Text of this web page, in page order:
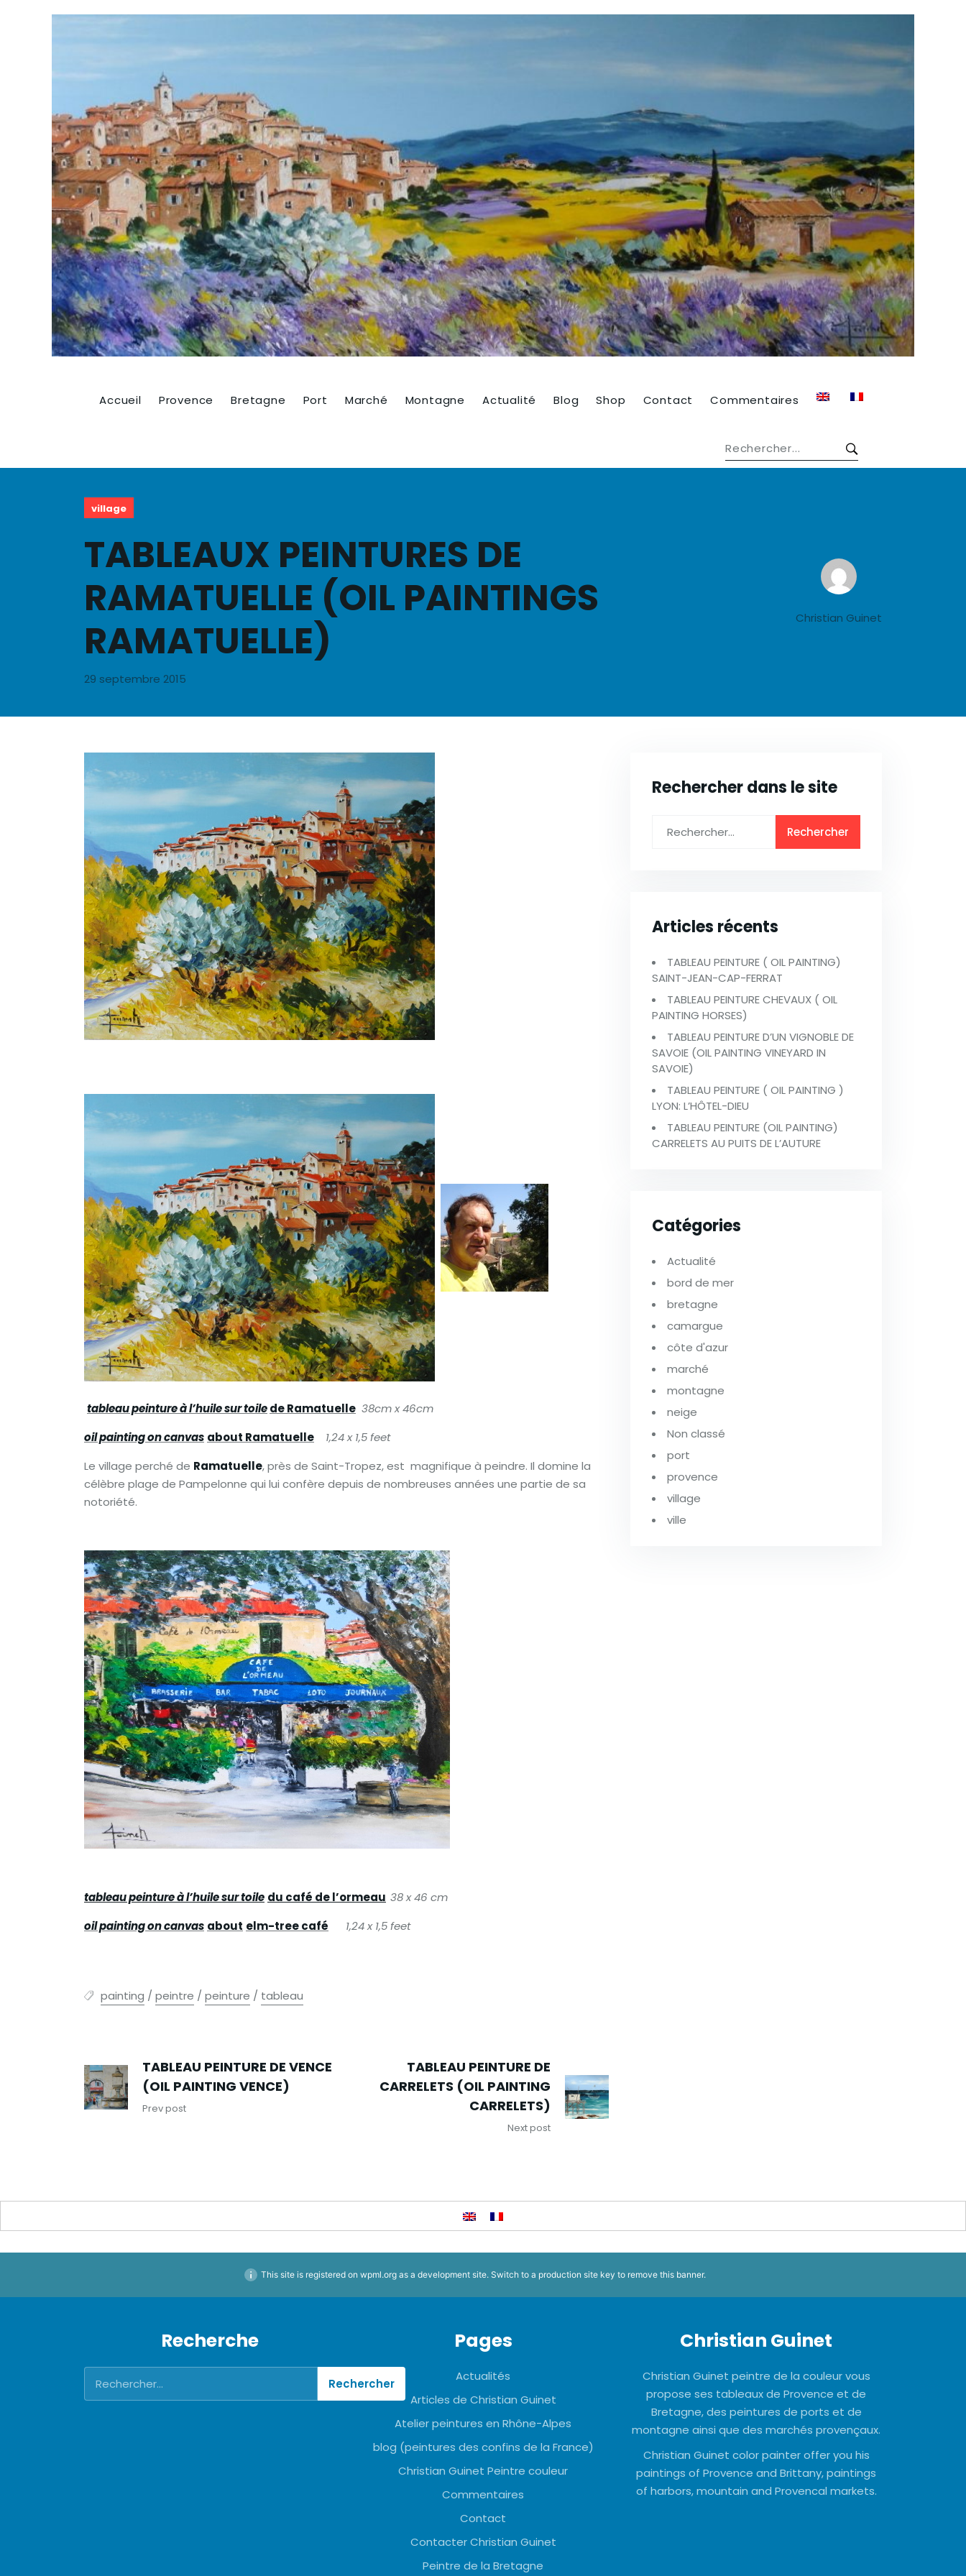
Accueil Provence Bretagne Port Marché Montagne Actualité Blog Shop Contact Commentaires
village
TABLEAUX PEINTURES DE
RAMATUELLE (OIL PAINTINGS
RAMATUELLE)
29 septembre 2015
Christian Guinet
tableau peinture à l’huile sur toilede Ramatuelle 38cm x 46cm
oil painting on canvas about Ramatuelle
1,24 x 1,5 feet
Le village perché de Ramatuelle, près de Saint-Tropez, est magnifique à peindre. Il domine la
célèbre plage de Pampelonne qui lui confère depuis de nombreuses années une partie de sa
notoriété.
tableau peinture à l’huile sur toile du café de l’ormeau 38 x 46 cm
oil painting on canvas about elm-tree café 1,24 x 1,5 feet
painting / peintre / peinture / tableau
TABLEAU PEINTURE DE VENCE
(OIL PAINTING VENCE)
Prev post
TABLEAU PEINTURE DE
CARRELETS (OIL PAINTING
CARRELETS)
Next post
Rechercher dans le site
Articles récents
TABLEAU PEINTURE ( OIL PAINTING)
SAINT-JEAN-CAP-FERRAT
TABLEAU PEINTURE CHEVAUX ( OIL
PAINTING HORSES)
TABLEAU PEINTURE D’UN VIGNOBLE DE
SAVOIE (OIL PAINTING VINEYARD IN
SAVOIE)
TABLEAU PEINTURE ( OIL PAINTING )
LYON: L’HÔTEL-DIEU
TABLEAU PEINTURE (OIL PAINTING)
CARRELETS AU PUITS DE L’AUTURE
Catégories
Actualité
bord de mer
bretagne
camargue
côte d'azur
marché
montagne
neige
Non classé
port
provence
village
ville
Recherche Pages
Actualités
Articles de Christian Guinet
Atelier peintures en Rhône-Alpes
blog (peintures des confins de la France)
Christian Guinet Peintre couleur
Commentaires
Contact
Contacter Christian Guinet
Peintre de la Bretagne
Christian Guinet
Christian Guinet peintre de la couleur vous
propose ses tableaux de Provence et de
Bretagne, des peintures de ports et de
montagne ainsi que des marchés provençaux.
Christian Guinet color painter offer you his
paintings of Provence and Brittany, paintings
of harbors, mountain and Provencal markets.
This site is registered on wpml.orgas a development site. Switch to a production site key to remove this banner.